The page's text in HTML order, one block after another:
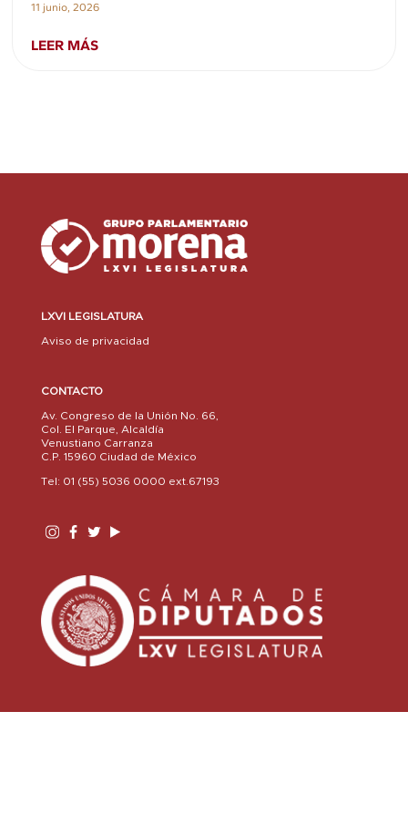
11 junio, 2026
LEER MÁS
LXVI LEGISLATURA
Aviso de privacidad
CONTACTO
Av. Congreso de la Unión No. 66,
Col. El Parque, Alcaldía
Venustiano Carranza
C.P. 15960 Ciudad de México
Tel: 01 (55) 5036 0000 ext.67193